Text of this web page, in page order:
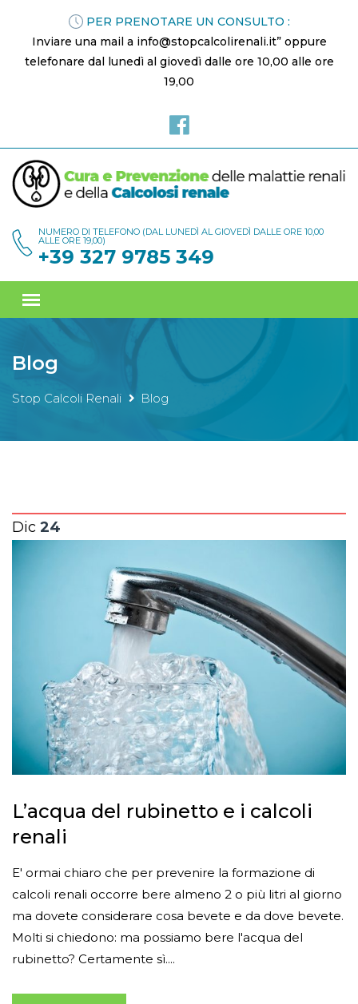
PER PRENOTARE UN CONSULTO :
Inviare una mail a info@stopcalcolirenali.it” oppure
telefonare dal lunedì al giovedì dalle ore 10,00 alle ore
19,00
NUMERO DI TELEFONO (DAL LUNEDÌ AL GIOVEDÌ DALLE ORE 10,00
ALLE ORE 19,00)
+39 327 9785 349
Blog
Stop Calcoli Renali Blog
Dic 24
L’acqua del rubinetto e i calcoli
renali
E' ormai chiaro che per prevenire la formazione di
calcoli renali occorre bere almeno 2 o più litri al giorno
ma dovete considerare cosa bevete e da dove bevete.
Molti si chiedono: ma possiamo bere l'acqua del
rubinetto? Certamente sì....